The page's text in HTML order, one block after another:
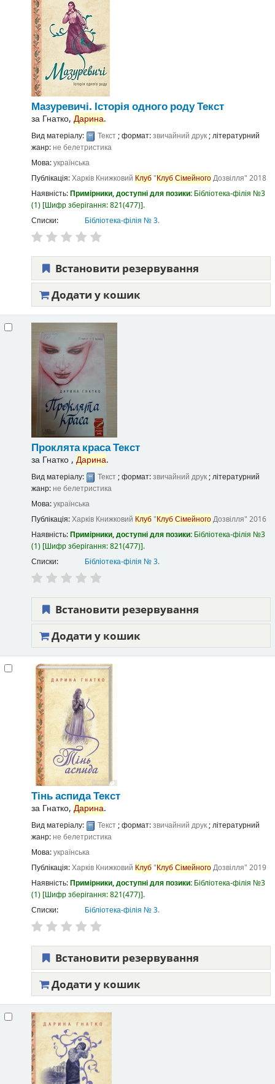
Мазуревичі. Історія одного родуТекст
за Гнатко, Дарина.
Вид матеріалу: Текст; формат:звичайний друк; літературний
жанр:не белетристика
Мова:українська
Публікація:Харків Книжковий Клуб"КлубСімейногоДозвілля" 2018
Наявність:Примірники, доступні для позики: Бібліотека-філія №3
(1) Шифр зберігання:821(477) .
Списки:
Бібліотека-філія № 3.
Встановити резервування
Додати у кошик
Проклята красаТекст
за Гнатко , Дарина.
Вид матеріалу: Текст; формат:звичайний друк; літературний
жанр: не белетристика
Мова:українська
Публікація:Харків Книжковий Клуб"КлубСімейногоДозвілля" 2016
Наявність:Примірники, доступні для позики: Бібліотека-філія №3
(1) Шифр зберігання:821(477) .
Списки:
Бібліотека-філія № 3.
Встановити резервування
Додати у кошик
Тінь аспидаТекст
за Гнатко, Дарина.
Вид матеріалу: Текст; формат:звичайний друк; літературний
жанр:не белетристика
Мова:українська
Публікація:Харків Книжковий Клуб"КлубСімейногоДозвілля" 2019
Наявність:Примірники, доступні для позики: Бібліотека-філія №3
(1) Шифр зберігання:821(477) .
Списки:
Бібліотека-філія № 3.
Встановити резервування
Додати у кошик